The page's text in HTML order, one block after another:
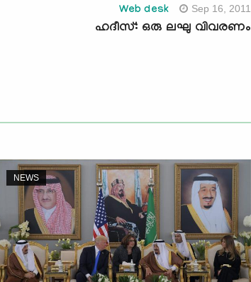
Web desk Sep 16, 2011
ഹദീസ്: ഒരു ലഘു വിവരണം
NEWS